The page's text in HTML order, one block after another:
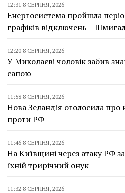
12:31 8 СЕРПНЯ, 2026
Енергосистема пройшла
графіків відключень –
12:20 8 СЕРПНЯ, 2026
У Миколаєві чоловік забив
сапою
11:58 8 СЕРПНЯ, 2026
Нова Зеландія оголосила про
проти РФ
11:46 8 СЕРПНЯ, 2026
На Київщині через атаку РФ
їхній трирічний онук
11:32 8 СЕРПНЯ, 2026